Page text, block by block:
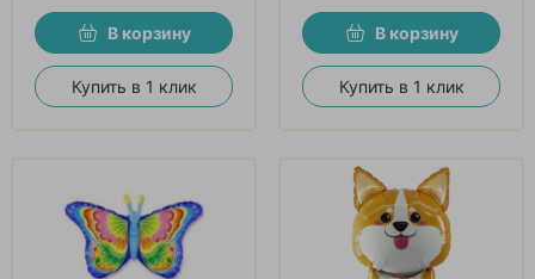
В корзину
Купить в 1 клик
В корзину
Купить в 1 клик